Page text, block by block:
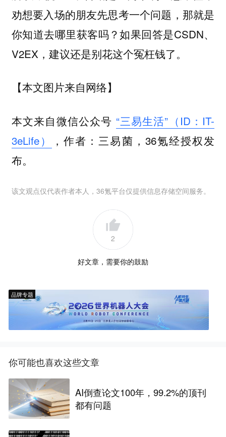
劝想要入场的朋友先思考一个问题，那就是
你知道去哪里获客吗？如果回答是CSDN、
V2EX，建议还是别花这个冤枉钱了。
【本文图片来自网络】
本文来自微信公众号 “三易生活”（ID：IT-
3eLife）
，作者：三易菌，36氪经授权发
布。
该文观点仅代表作者本人，36氪平台仅提供信息存储空间服务。
2
好文章，需要你的鼓励
品牌专题
你可能也喜欢这些文章
AI倒查论文100年，99.2%的顶刊
都有问题